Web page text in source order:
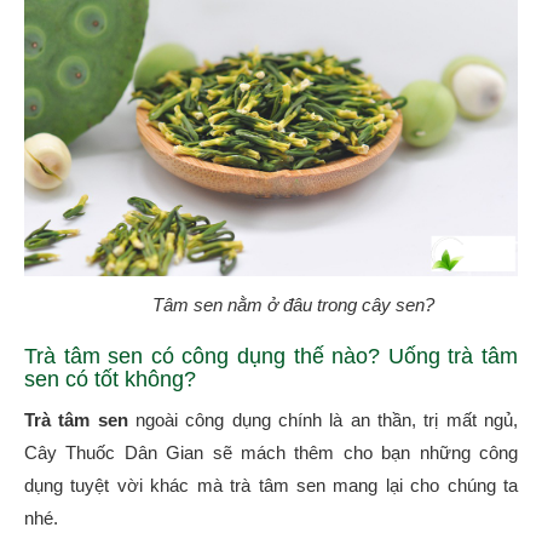
Tâm sen nằm ở đâu trong cây sen?
Trà tâm sen có công dụng thế nào? Uống trà tâm
sen có tốt không?
Trà tâm senngoài công dụng chính là an thần, trị mất ngủ,
Cây Thuốc Dân Gian sẽ mách thêm cho bạn những công
dụng tuyệt vời khác mà trà tâm sen mang lại cho chúng ta
nhé.